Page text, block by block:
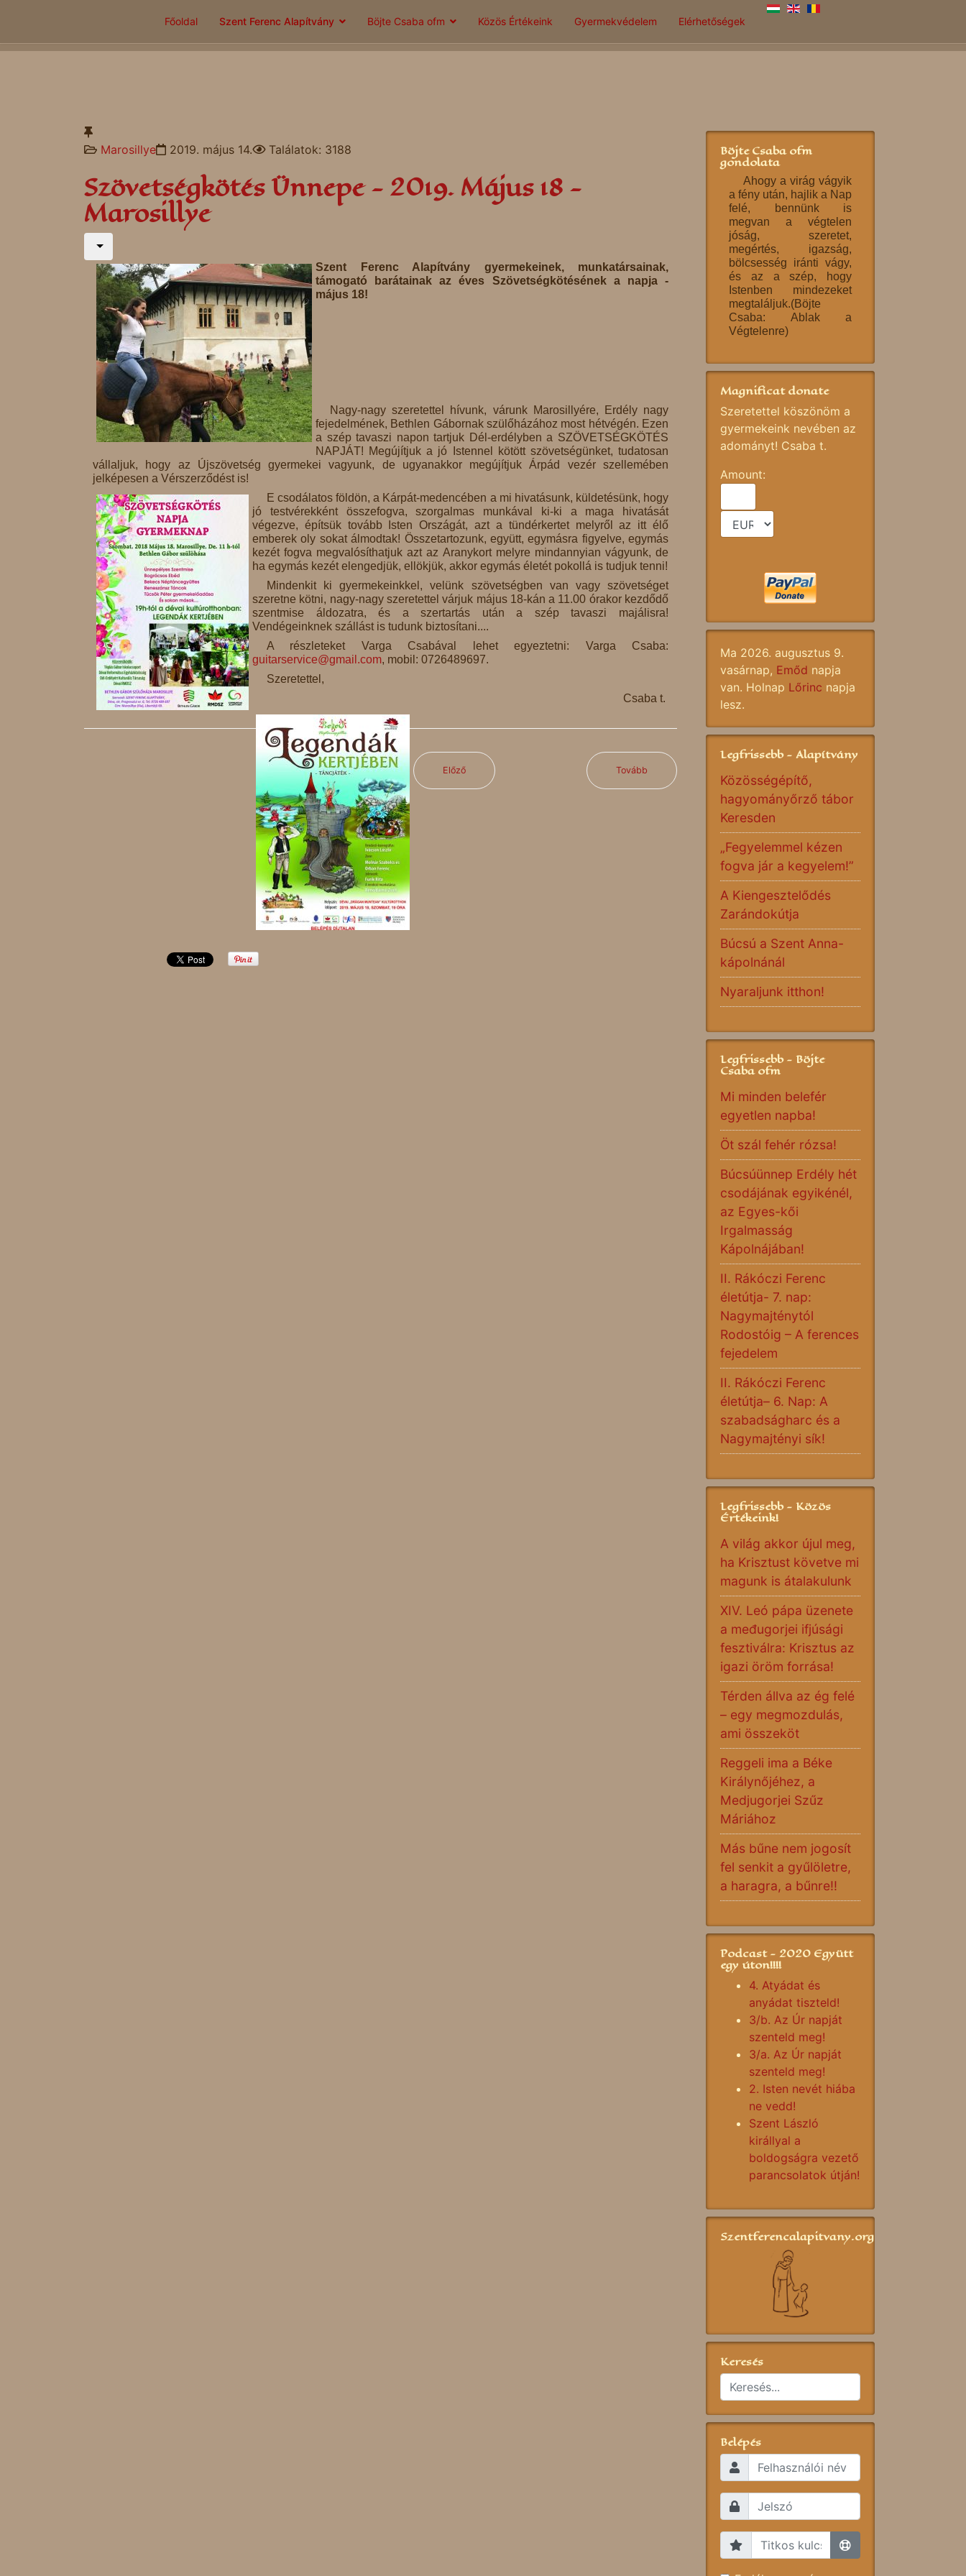
Főoldal Szent Ferenc Alapítvány Böjte Csaba ofm Közös Értékeink Gyermekvédelem Elérhetőségek
Marosillye 2019. május 14. Találatok: 3188
Szövetségkötés Ünnepe - 2019. Május 18 -
Marosillye
Szent Ferenc Alapítvány gyermekeinek, munkatársainak,
támogató barátainak az éves Szövetségkötésének a napja -
május 18!
Nagy-nagy szeretettel hívunk, várunk Marosillyére, Erdély nagy
fejedelmének, Bethlen Gábornak szülőházához most hétvégén. Ezen
a szép tavaszi napon tartjuk Dél-erdélyben a SZÖVETSÉGKÖTÉS
NAPJÁT! Megújítjuk a jó Istennel kötött szövetségünket, tudatosan
vállaljuk, hogy az Újszövetség gyermekei vagyunk, de ugyanakkor megújítjuk Árpád vezér szellemében
jelképesen a Vérszerződést is!
E csodálatos földön, a Kárpát-medencében a mi hivatásunk, küldetésünk, hogy
jó testvérekként összefogva, szorgalmas munkával ki-ki a maga hivatását
végezve, építsük tovább Isten Országát, azt a tündérkertet melyről az itt élő
emberek oly sokat álmodtak! Összetartozunk, együtt, egymásra figyelve, egymás
kezét fogva megvalósíthatjuk azt az Aranykort melyre mindannyian vágyunk, de
ha egymás kezét elengedjük, ellökjük, akkor egymás életét pokollá is tudjuk tenni!
Mindenkit ki gyermekeinkkel, velünk szövetségben van vagy szövetséget
szeretne kötni, nagy-nagy szeretettel várjuk május 18-kán a 11.00 órakor kezdődő
szentmise áldozatra, és a szertartás után a szép tavaszi majálisra!
Vendégeinknek szállást is tudunk biztosítani....
A részleteket Varga Csabával lehet egyeztetni: Varga Csaba:
guitarservice@gmail.com, mobil: 0726489697.
Szeretettel,
Csaba t.
Előző Tovább
Böjte Csaba ofm
gondolata
Ahogy a virág vágyik
a fény után, hajlik a Nap
felé, bennünk is
megvan a végtelen
jóság, szeretet,
megértés, igazság,
bölcsesség iránti vágy,
és az a szép, hogy
Istenben mindezeket
megtaláljuk.(Böjte
Csaba: Ablak a
Végtelenre)
Magnificat donate
Szeretettel köszönöm a
gyermekeink nevében az
adományt! Csaba t.
Amount:
Ma 2026. augusztus 9.
vasárnap, Emőd napja
van. Holnap Lőrinc napja
lesz.
Legfrissebb - Alapítvány
Közösségépítő,
hagyományőrző tábor
Keresden
„Fegyelemmel kézen
fogva jár a kegyelem!”
A Kiengesztelődés
Zarándokútja
Búcsú a Szent Anna-
kápolnánál
Nyaraljunk itthon!
Legfrissebb - Böjte
Csaba ofm
Mi minden belefér
egyetlen napba!
Öt szál fehér rózsa!
Búcsúünnep Erdély hét
csodájának egyikénél,
az Egyes-kői
Irgalmasság
Kápolnájában!
II. Rákóczi Ferenc
életútja- 7. nap:
Nagymajténytól
Rodostóig – A ferences
fejedelem
II. Rákóczi Ferenc
életútja– 6. Nap: A
szabadságharc és a
Nagymajtényi sík!
Legfrissebb - Közös
Értékeink!
A világ akkor újul meg,
ha Krisztust követve mi
magunk is átalakulunk
XIV. Leó pápa üzenete
a međugorjei ifjúsági
fesztiválra: Krisztus az
igazi öröm forrása!
Térden állva az ég felé
– egy megmozdulás,
ami összeköt
Reggeli ima a Béke
Királynőjéhez, a
Medjugorjei Szűz
Máriához
Más bűne nem jogosít
fel senkit a gyűlöletre,
a haragra, a bűnre!!
Podcast - 2020 Együtt
egy úton!!!!
4. Atyádat és
anyádat tiszteld!
3/b. Az Úr napját
szenteld meg!
3/a. Az Úr napját
szenteld meg!
2. Isten nevét hiába
ne vedd!
Szent László
királlyal a
boldogságra vezető
parancsolatok útján!
Szentferencalapitvany.org
Keresés
Belépés